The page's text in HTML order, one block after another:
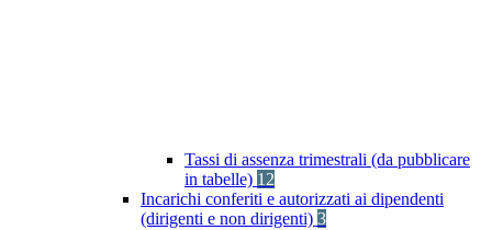
Tassi di assenza trimestrali (da pubblicare
in tabelle) 12
Incarichi conferiti e autorizzati ai dipendenti
(dirigenti e non dirigenti) 3